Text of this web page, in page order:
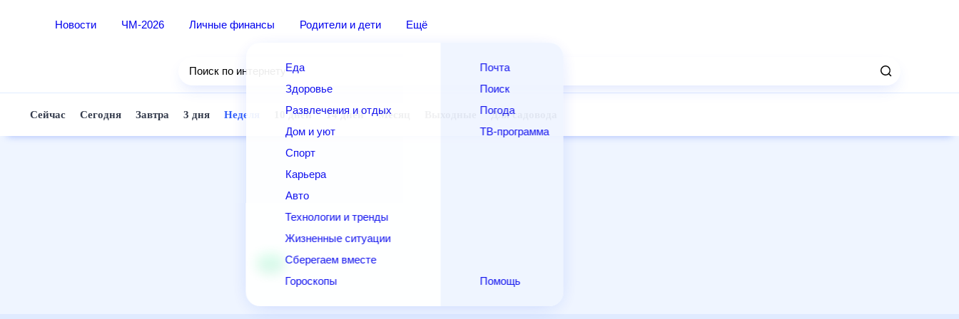
Новости ЧМ-2026 Личные финансы Родители и дети Ещё
Еда
Здоровье
Развлечения и отдых
Дом и уют
Спорт
Карьера
Авто
Технологии и тренды
Жизненные ситуации
Сберегаем вместе
Гороскопы
Почта
Поиск
Погода
ТВ-программа
Помощь
Поиск по интернету
Сейчас Сегодня Завтра 3 дня Неделя 10 дней 14 дней Месяц Для садовода